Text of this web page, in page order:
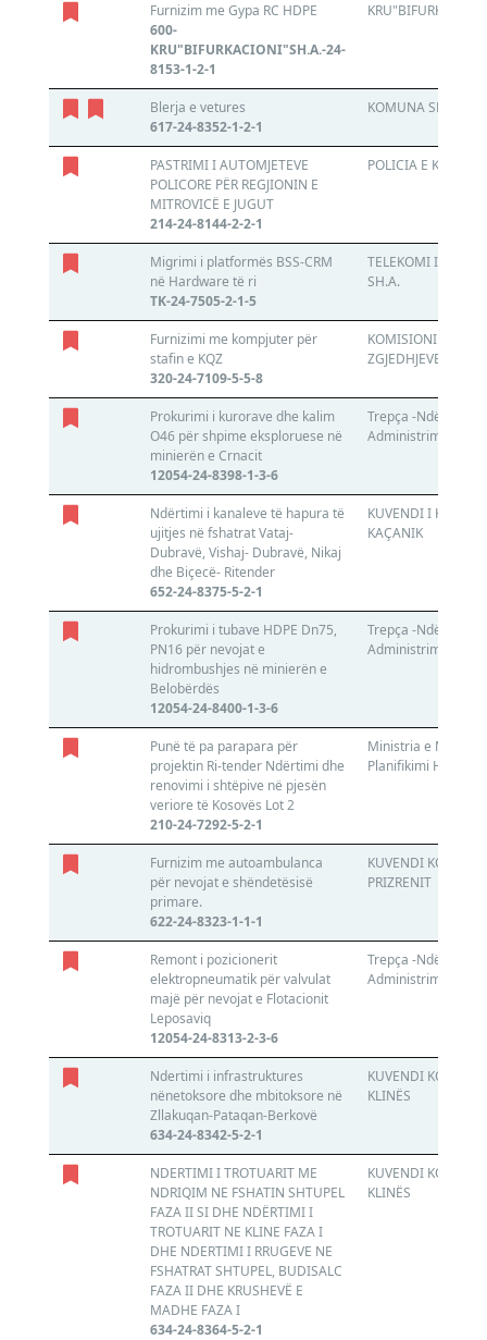
Furnizim me Gypa RC HDPE
600-
KRU"BIFURKACIONI"SH.A.-24-
8153-1-2-1
Blerja e vetures
617-24-8352-1-2-1
KOMUNA SHTIME
PASTRIMI I AUTOMJETEVE
POLICORE PËR REGJIONIN E
MITROVICË E JUGUT
214-24-8144-2-2-1
POLICIA E
Migrimi i platformës BSS-CRM
në Hardware të ri
TK-24-7505-2-1-5
TELEKOMI I
SH.A.
Furnizimi me kompjuter për
stafin e KQZ
320-24-7109-5-5-8
KOMISIONI
ZGJEDHJEVE
Prokurimi i kurorave dhe kalim
O46 për shpime eksploruese në
minierën e Crnacit
12054-24-8398-1-3-6
Trepça -
Administrim të AKP
Ndërtimi i kanaleve të hapura të
ujitjes në fshatrat Vataj-
Dubravë, Vishaj- Dubravë, Nikaj
dhe Biçecë- Ritender
652-24-8375-5-2-1
KUVENDI I
KAÇANIK
Prokurimi i tubave HDPE Dn75,
PN16 për nevojat e
hidrombushjes në minierën e
Belobërdës
12054-24-8400-1-3-6
Trepça -
Administrim të AKP
Punë të pa parapara për
projektin Ri-tender Ndërtimi dhe
renovimi i shtëpive në pjesën
veriore të Kosovës Lot 2
210-24-7292-5-2-1
Ministria e Mjedisit
Planifikimi
Furnizim me autoambulanca
për nevojat e shëndetësisë
primare.
622-24-8323-1-1-1
KUVENDI
PRIZRENIT
Remont i pozicionerit
elektropneumatik për valvulat
majë për nevojat e Flotacionit
Leposaviq
12054-24-8313-2-3-6
Trepça -
Administrim të AKP
Ndertimi i infrastruktures
nënetoksore dhe mbitoksore në
Zllakuqan-Pataqan-Berkovë
634-24-8342-5-2-1
KUVENDI
KLINËS
NDERTIMI I TROTUARIT ME
NDRIQIM NE FSHATIN SHTUPEL
FAZA II SI DHE NDËRTIMI I
TROTUARIT NE KLINE FAZA I
DHE NDERTIMI I RRUGEVE NE
FSHATRAT SHTUPEL, BUDISALC
FAZA II DHE KRUSHEVË E
MADHE FAZA I
634-24-8364-5-2-1
KUVENDI
KLINËS